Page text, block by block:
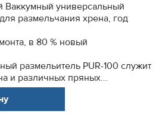
Ваккумный универсальный
размельчания хрена, год
в 80 % новый
размельитель PUR-100 служит
и различных пряных...